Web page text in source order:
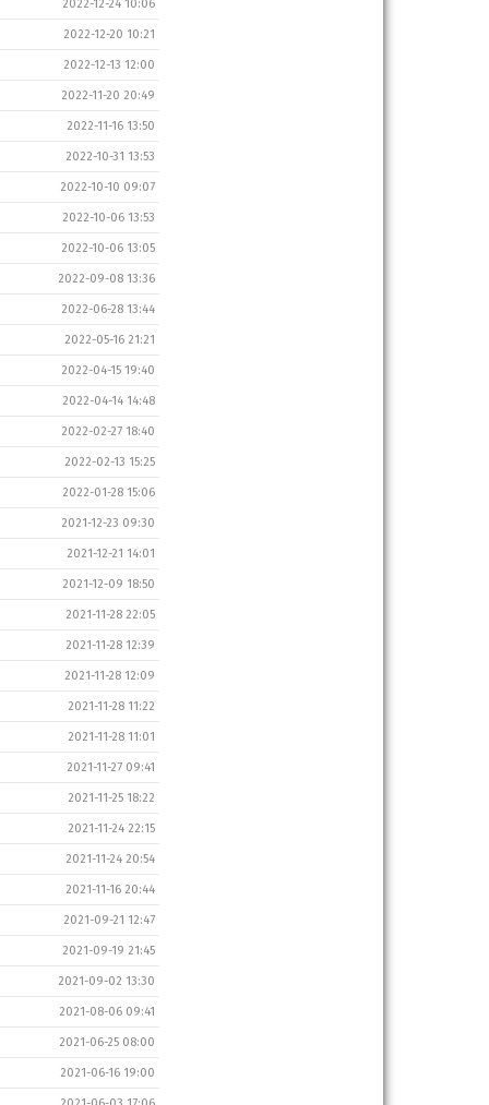
2022-12-24 10:06
2022-12-20 10:21
2022-12-13 12:00
2022-11-20 20:49
2022-11-16 13:50
2022-10-31 13:53
2022-10-10 09:07
2022-10-06 13:53
2022-10-06 13:05
2022-09-08 13:36
2022-06-28 13:44
2022-05-16 21:21
2022-04-15 19:40
2022-04-14 14:48
2022-02-27 18:40
2022-02-13 15:25
2022-01-28 15:06
2021-12-23 09:30
2021-12-21 14:01
2021-12-09 18:50
2021-11-28 22:05
2021-11-28 12:39
2021-11-28 12:09
2021-11-28 11:22
2021-11-28 11:01
2021-11-27 09:41
2021-11-25 18:22
2021-11-24 22:15
2021-11-24 20:54
2021-11-16 20:44
2021-09-21 12:47
2021-09-19 21:45
2021-09-02 13:30
2021-08-06 09:41
2021-06-25 08:00
2021-06-16 19:00